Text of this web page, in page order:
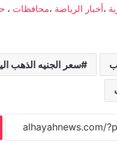
،أخبار الرياضة ،محافظات ،
سعر الجنيه الذهب